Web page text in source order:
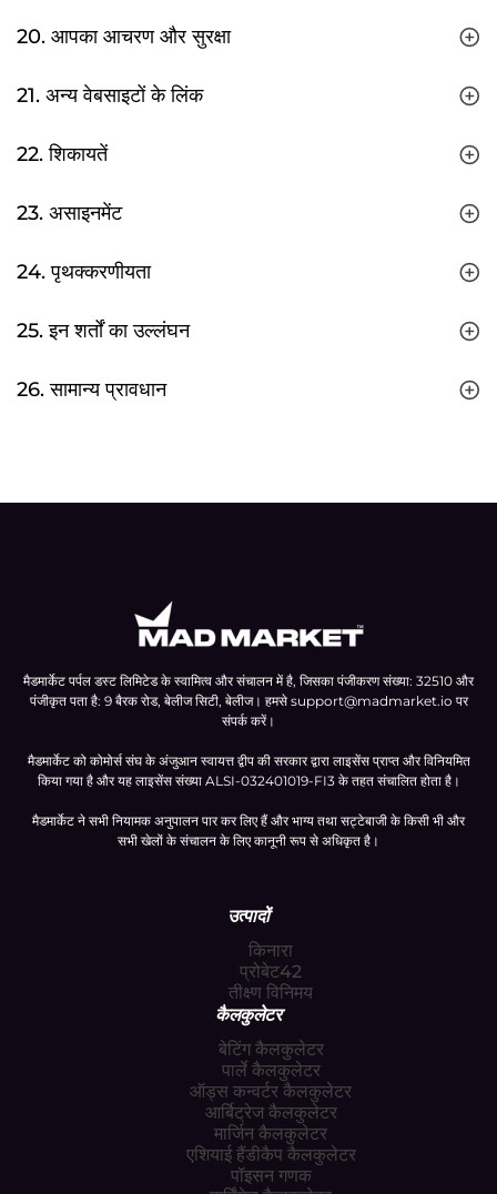
20. आपका आचरण और सुरक्षा
21. अन्य वेबसाइटों के लिंक
22. शिकायतें
23. असाइनमेंट
24. पृथक्करणीयता
25. इन शर्तों का उल्लंघन
26. सामान्य प्रावधान
मैडमार्केट पर्पल डस्ट लिमिटेड के स्वामित्व और संचालन में है, जिसका पंजीकरण संख्या: 32510 और
पंजीकृत पता है: 9 बैरक रोड, बेलीज सिटी, बेलीज। हमसे support@madmarket.io पर
संपर्क करें।
मैडमार्केट को कोमोर्स संघ के अंजुआन स्वायत्त द्वीप की सरकार द्वारा लाइसेंस प्राप्त और विनियमित
किया गया है और यह लाइसेंस संख्या ALSI-032401019-FI3 के तहत संचालित होता है।
मैडमार्केट ने सभी नियामक अनुपालन पार कर लिए हैं और भाग्य तथा सट्टेबाजी के किसी भी और
सभी खेलों के संचालन के लिए कानूनी रूप से अधिकृत है।
उत्पादों
किनारा
प्रोबेट42
तीक्ष्ण विनिमय
कैलकुलेटर
बेटिंग कैलकुलेटर
पार्ले कैलकुलेटर
ऑड्स कन्वर्टर कैलकुलेटर
आर्बिट्रेज कैलकुलेटर
मार्जिन कैलकुलेटर
एशियाई हैंडीकैप कैलकुलेटर
पॉइसन गणक